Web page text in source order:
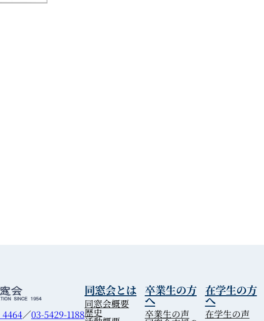
／03-5429-1188
同窓会とは
同窓会概要
歴史
卒業生の方
へ
卒業生の声
在学生の方
へ
在学生の声